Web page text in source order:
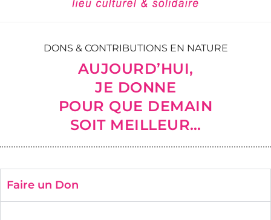
DONS & CONTRIBUTIONS EN NATURE
AUJOURD’HUI,
JE DONNE
POUR QUE DEMAIN
SOIT MEILLEUR…
Faire un Don